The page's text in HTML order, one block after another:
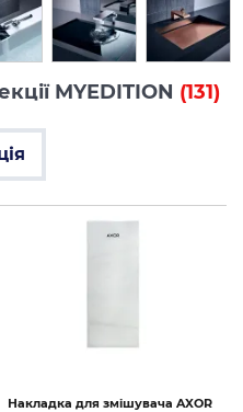
MYEDITION (131)
Накладка для змішувача AXOR